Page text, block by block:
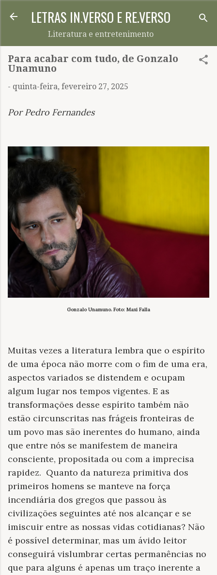
Pular para o conteúdo principal
LETRAS IN.VERSO E RE.VERSO
Literatura e entretenimento
Para acabar com tudo, de Gonzalo
Unamuno
- quinta-feira, fevereiro 27, 2025
Por Pedro Fernandes
Gonzalo Unamuno. Foto: Maxi Falla
Muitas vezes a literatura lembra que o espírito
de uma época não morre com o fim de uma era,
aspectos variados se distendem e ocupam
algum lugar nos tempos vigentes. E as
transformações desse espírito também não
estão circunscritas nas frágeis fronteiras de
um povo mas são inerentes do humano, ainda
que entre nós se manifestem de maneira
consciente, propositada ou com a imprecisa
rapidez. Quanto da natureza primitiva dos
primeiros homens se manteve na força
incendiária dos gregos que passou às
civilizações seguintes até nos alcançar e se
imiscuir entre as nossas vidas cotidianas? Não
é possível determinar, mas um ávido leitor
conseguirá vislumbrar certas permanências no
que para alguns é apenas um traço inerente a